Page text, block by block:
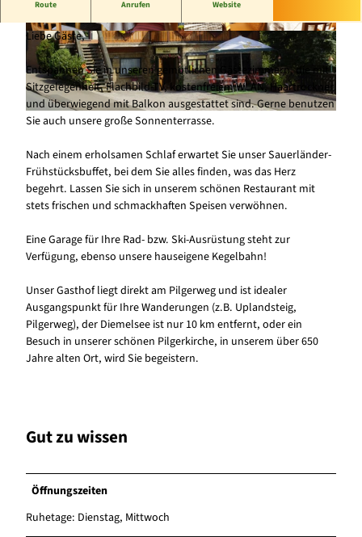
© Landgasthof Göbel Schwalefeld, Holger Lange atelierlange |
© Landgasthof Göbel Schwalefeld, Holger Lan
ge atelierlange |CC-BY-SA
© Landgasthof Göbel Schwalefeld, Holger Lan
ge atelierlange |
CC-BY-SA
Route Anrufen Website
willkommen zu sein!
Liebe Gäste,
Entspannen Sie in unseren gemütlichen Gästezimmern, die mit
Sitzgelegenheit, Flachbild-TV, kostenfreiem WLAN, Haartrockner
und überwiegend mit Balkon ausgestattet sind. Gerne benutzen
Sie auch unsere große Sonnenterrasse.
Nach einem erholsamen Schlaf erwartet Sie unser Sauerländer-
Frühstücksbuffet, bei dem Sie alles finden, was das Herz
begehrt. Lassen Sie sich in unserem schönen Restaurant mit
stets frischen und schmackhaften Speisen verwöhnen.
Eine Garage für Ihre Rad- bzw. Ski-Ausrüstung steht zur
Verfügung, ebenso unsere hauseigene Kegelbahn!
Unser Gasthof liegt direkt am Pilgerweg und ist idealer
Ausgangspunkt für Ihre Wanderungen (z.B. Uplandsteig,
Pilgerweg), der Diemelsee ist nur 10 km entfernt, oder ein
Besuch in unserer schönen Pilgerkirche, in unserem über 650
Jahre alten Ort, wird Sie begeistern.
Gut zu wissen
Öffnungszeiten
Ruhetage: Dienstag, Mittwoch